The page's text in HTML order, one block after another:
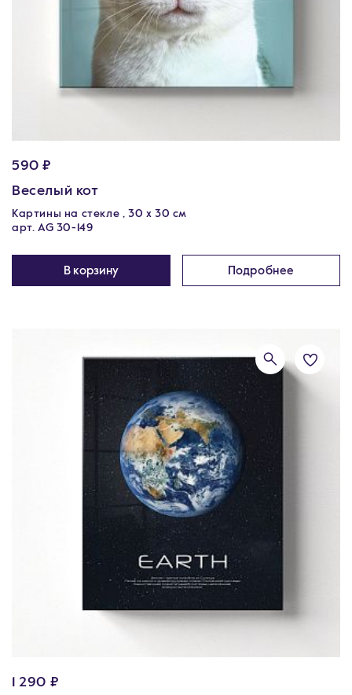
590 ₽
Веселый кот
Картины на стекле , 30 x 30 см
арт. AG 30-149
В корзину Подробнее
1 290 ₽